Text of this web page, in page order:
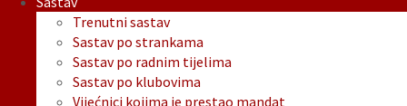
Trenutni sastav
Sastav po strankama
Sastav po radnim tijelima
Sastav po klubovima
Vijećnici kojima je prestao mandat